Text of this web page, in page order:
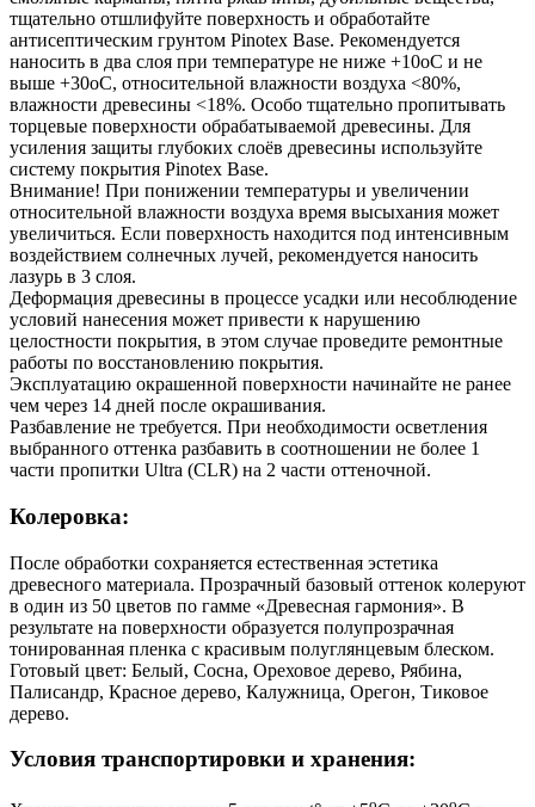
тщательно отшлифуйте поверхность и обработайте
антисептическим грунтом Pinotex Base. Рекомендуется
наносить в два слоя при температуре не ниже +10oC и не
выше +30oC, относительной влажности воздуха <80%,
влажности древесины <18%. Особо тщательно пропитывать
торцевые поверхности обрабатываемой древесины. Для
усиления защиты глубоких слоёв древесины используйте
систему покрытия Pinotex Base.
Внимание! При понижении температуры и увеличении
относительной влажности воздуха время высыхания может
увеличиться. Если поверхность находится под интенсивным
воздействием солнечных лучей, рекомендуется наносить
лазурь в 3 слоя.
Деформация древесины в процессе усадки или несоблюдение
условий нанесения может привести к нарушению
целостности покрытия, в этом случае проведите ремонтные
работы по восстановлению покрытия.
Эксплуатацию окрашенной поверхности начинайте не ранее
чем через 14 дней после окрашивания.
Разбавление не требуется. При необходимости осветления
выбранного оттенка разбавить в соотношении не более 1
части пропитки Ultra (СLR) на 2 части оттеночной.
Колеровка:
После обработки сохраняется естественная эстетика
древесного материала. Прозрачный базовый оттенок колеруют
в один из 50 цветов по гамме «Древесная гармония». В
результате на поверхности образуется полупрозрачная
тонированная пленка с красивым полуглянцевым блеском.
Готовый цвет: Белый, Сосна, Ореховое дерево, Рябина,
Палисандр, Красное дерево, Калужница, Орегон, Тиковое
дерево.
Условия транспортировки и хранения: